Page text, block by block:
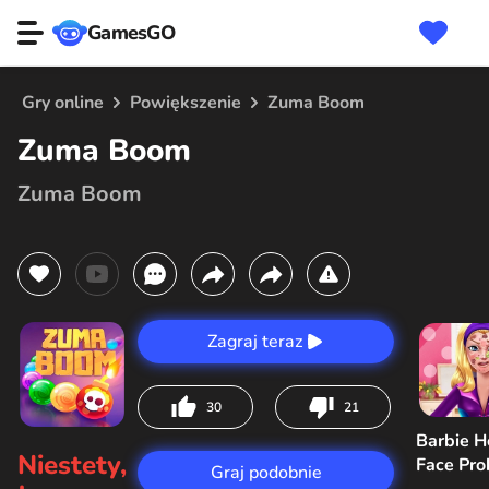
GamesGO
Gry online Powiększenie Zuma Boom
Zuma Boom
Zuma Boom
Zagraj teraz
30 21
Niestety,
Graj podobnie
Barbie
Face